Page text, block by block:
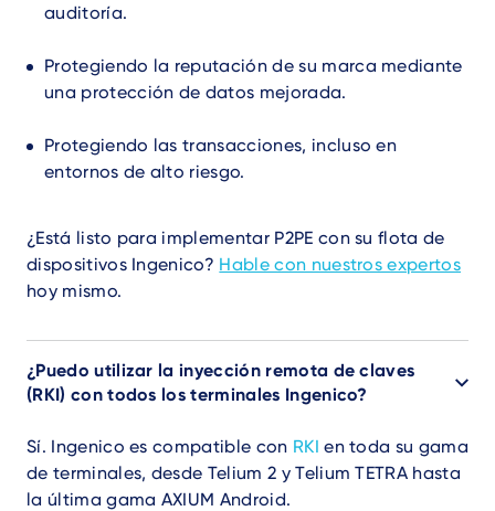
auditoría.
Protegiendo la reputación de su marca mediante
una protección de datos mejorada.
Protegiendo las transacciones, incluso en
entornos de alto riesgo.
¿Está listo para implementar P2PE con su flota de
dispositivos Ingenico? Hable con nuestros expertos
hoy mismo.
¿Puedo utilizar la inyección remota de claves
(RKI) con todos los terminales Ingenico?
Sí. Ingenico es compatible con RKI en toda su gama
de terminales, desde Telium 2 y Telium TETRA hasta
la última gama AXIUM Android.